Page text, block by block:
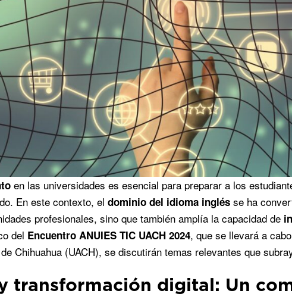
en las universidades es esencial para preparar a los
En este contexto, el dominio del idioma inglés se ha
profesionales, sino que también amplía la capacidad de
del Encuentro ANUIES TIC UACH 2024, que se llevará a
Chihuahua (UACH), se discutirán temas relevantes que
transformación digital: Un